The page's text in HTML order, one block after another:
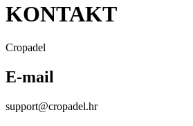
KONTAKT
Cropadel
E-mail
support@cropadel.hr